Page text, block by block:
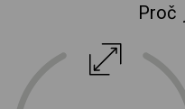
Proč